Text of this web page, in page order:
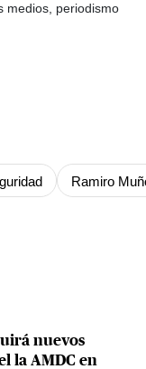
medios, periodismo
Ramiro
nuevos
la AMDC en